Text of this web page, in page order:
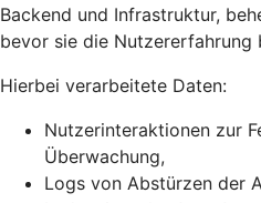
Backend und Infrastruktur,
bevor sie die Nutzererfahrung
Hierbei verarbeitete Daten:
Nutzerinteraktionen zur
Überwachung,
Logs von Abstürzen der